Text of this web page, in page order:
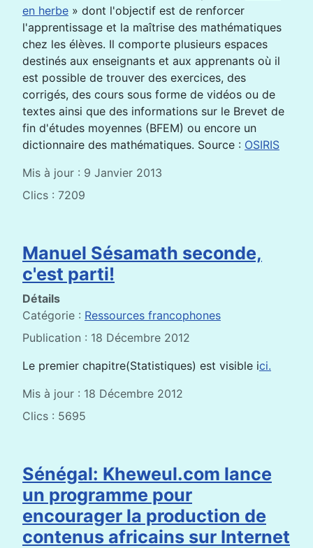
en herbe » dont l'objectif est de renforcer
l'apprentissage et la maîtrise des mathématiques
chez les élèves. Il comporte plusieurs espaces
destinés aux enseignants et aux apprenants où il
est possible de trouver des exercices, des
corrigés, des cours sous forme de vidéos ou de
textes ainsi que des informations sur le Brevet de
fin d'études moyennes (BFEM) ou encore un
dictionnaire des mathématiques. Source : OSIRIS
Mis à jour : 9 Janvier 2013
Clics : 7209
Manuel Sésamath seconde,
c'est parti!
Détails
Catégorie : Ressources francophones
Publication : 18 Décembre 2012
Le premier chapitre(Statistiques) est visible ici.
Mis à jour : 18 Décembre 2012
Clics : 5695
Sénégal: Kheweul.com lance
un programme pour
encourager la production de
contenus africains sur Internet